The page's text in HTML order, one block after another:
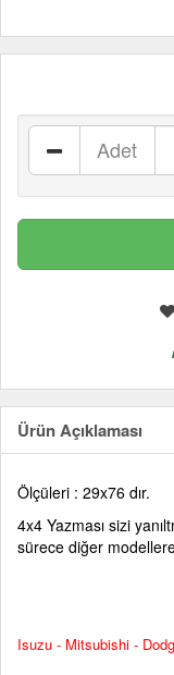
Adet
Ürün Açıklaması
Ölçüleri : 29x76 dır.
4x4 Yazması sizi
sürece diğer
Isuzu - Mitsubishi -